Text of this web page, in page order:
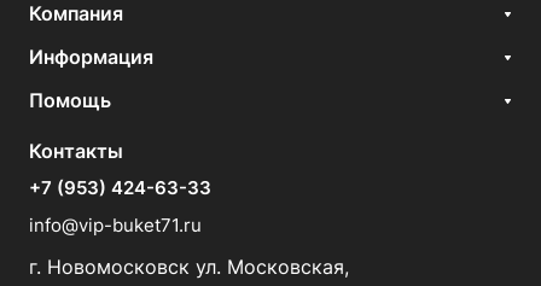
Компания
Информация
Помощь
Контакты
+7 (953) 424-63-33
info@vip-buket71.ru
г. Новомосковск ул. Московская,